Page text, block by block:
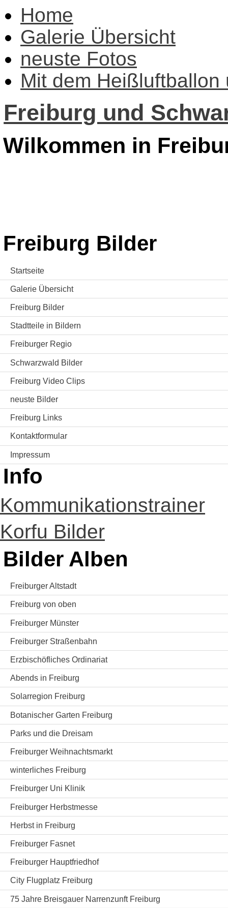
Home
Galerie Übersicht
neuste Fotos
Mit dem Heißluftballon
Freiburg und
Wilkommen in
Freiburg Bilder
Startseite
Galerie Übersicht
Freiburg Bilder
Stadtteile in Bildern
Freiburger Regio
Schwarzwald Bilder
Freiburg Video Clips
neuste Bilder
Freiburg Links
Kontaktformular
Impressum
Info
Kommunikationstrainer
Korfu Bilder
Bilder Alben
Freiburger Altstadt
Freiburg von oben
Freiburger Münster
Freiburger Straßenbahn
Erzbischöfliches Ordinariat
Abends in Freiburg
Solarregion Freiburg
Botanischer Garten Freiburg
Parks und die Dreisam
Freiburger Weihnachtsmarkt
winterliches Freiburg
Freiburger Uni Klinik
Freiburger Herbstmesse
Herbst in Freiburg
Freiburger Fasnet
Freiburger Hauptfriedhof
City Flugplatz Freiburg
75 Jahre Breisgauer Narrenzunft Freiburg